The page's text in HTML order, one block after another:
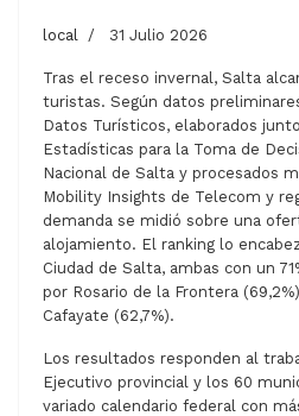
local 31 Julio 2026
Tras el receso invernal, Salta
turistas. Según datos
Datos Turísticos, elaborados
Estadísticas para la Toma de
Nacional de Salta y procesados
Mobility Insights de Telecom y
demanda se midió sobre una
alojamiento. El ranking lo
Ciudad de Salta, ambas con un
por Rosario de la Frontera
Cafayate (62,7%).
Los resultados responden al
Ejecutivo provincial y los 60
variado calendario federal con